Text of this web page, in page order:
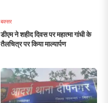
बक्सर
डीएम ने शहीद दिवस पर महात्मा गांधी के
तैलचित्र पर किया माल्यार्पण